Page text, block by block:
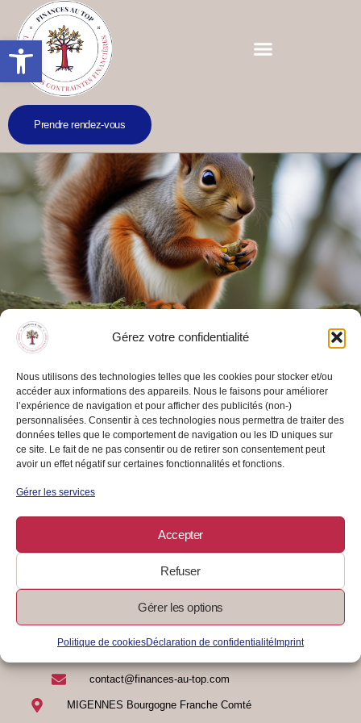
Gérez votre confidentialité
Nous utilisons des technologies telles que les cookies pour stocker et/ou
accéder aux informations des appareils. Nous le faisons pour améliorer
l’expérience de navigation et pour afficher des publicités (non-)
personnalisées. Consentir à ces technologies nous permettra de traiter des
données telles que le comportement de navigation ou les ID uniques sur
ce site. Le fait de ne pas consentir ou de retirer son consentement peut
avoir un effet négatif sur certaines fonctionnalités et fonctions.
Gérer les services
Accepter
Refuser
Gérer les options
Politique de cookiesDéclaration de confidentialité Imprint
Ouvrir la barre d’outils
Prendre rendez-vous
Booste ton épargne : stratégies
gagnantes pour un avenir serein
AUTO-ENTREPRENDRE
Les petits ruisseaux font les grandes rivières
03/09/2024 / 0 Commentaire
contact@finances-au-top.com
MIGENNES Bourgogne Franche Comté